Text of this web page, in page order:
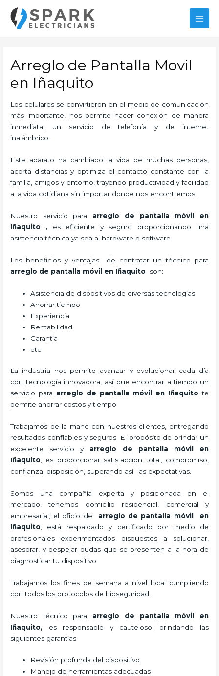
contenido
Arreglo de Pantalla Movil
en Iñaquito
Los celulares se convirtieron en el medio de comunicación
más importante, nos permite hacer conexión de manera
inmediata, un servicio de telefonía y de internet
inalámbrico.
Este aparato ha cambiado la vida de muchas personas,
acorta distancias y optimiza el contacto constante con la
familia, amigos y entorno, trayendo productividad y facilidad
a la vida cotidiana sin importar donde nos encontremos.
Nuestro servicio para arreglo de pantalla móvil en
Iñaquito
, es eficiente y seguro proporcionando una
asistencia técnica ya sea al hardware o software.
Los beneficios y ventajas de contratar un técnico para
arreglo de pantalla móvil en Iñaquito son:
Asistencia de dispositivos de diversas tecnologías
Ahorrar tiempo
Experiencia
Rentabilidad
Garantía
etc
La industria nos permite avanzar y evolucionar cada día
con tecnología innovadora, así que encontrar a tiempo un
servicio para arreglo de pantalla móvil en Iñaquito te
permite ahorrar costos y tiempo.
Trabajamos de la mano con nuestros clientes, entregando
resultados confiables y seguros. El propósito de brindar un
excelente servicio y arreglo de pantalla móvil
en
Iñaquito , es proporcionar satisfacción total, compromiso,
confianza, disposición, superando así las expectativas.
Somos una compañía experta y posicionada en el
mercado, tenemos domicilio residencial, comercial y
empresarial, el oficio de arreglo de pantalla móvil
en
Iñaquito , está respaldado y certificado por medio de
profesionales experimentados dispuestos a solucionar,
asesorar, y despejar dudas que se presenten a la hora de
diagnosticar tu dispositivo.
Trabajamos los fines de semana a nivel local cumpliendo
con todos los protocolos de bioseguridad.
Nuestro técnico para arreglo de pantalla móvil
en
Iñaquito, es responsable y cauteloso, brindando las
siguientes garantías:
Revisión profunda del dispositivo
Manejo de herramientas adecuadas